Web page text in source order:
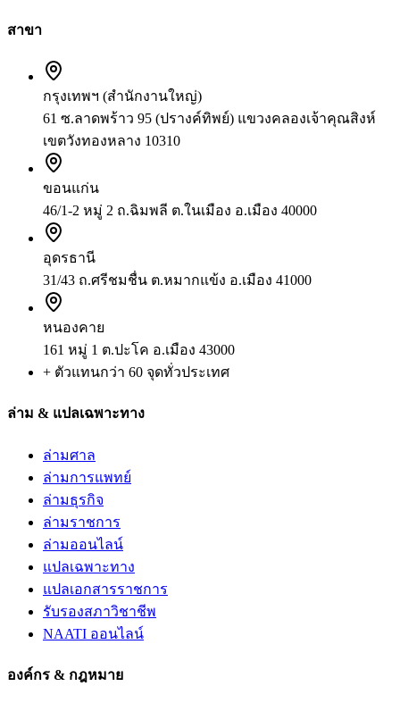
สาขา
กรุงเทพฯ (สำนักงานใหญ่)
61 ซ.ลาดพร้าว 95 (ปรางค์ทิพย์) แขวงคลองเจ้าคุณสิงห์
เขตวังทองหลาง 10310
ขอนแก่น
46/1-2 หมู่ 2 ถ.ฉิมพลี ต.ในเมือง อ.เมือง 40000
อุดรธานี
31/43 ถ.ศรีชมชื่น ต.หมากแข้ง อ.เมือง 41000
หนองคาย
161 หมู่ 1 ต.ปะโค อ.เมือง 43000
+ ตัวแทนกว่า 60 จุดทั่วประเทศ
ล่าม & แปลเฉพาะทาง
ล่ามศาล
ล่ามการแพทย์
ล่ามธุรกิจ
ล่ามราชการ
ล่ามออนไลน์
แปลเฉพาะทาง
แปลเอกสารราชการ
รับรองสภาวิชาชีพ
NAATI ออนไลน์
องค์กร & กฎหมาย